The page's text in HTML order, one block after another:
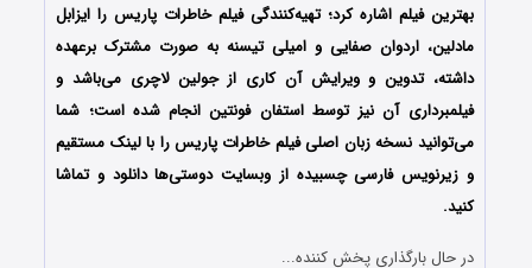
بهترین فیلم اشاره کرد؛ تهیه‌کنندگی فیلم خاطرات پاریس را ایزابل
مادلین، اردوان صفایی و امیلی تیسنه به صورت مشترک برعهده
داشته، تدوین و ویرایش آن کاری از جولین لاچری می‌باشد و
فیلمبرداری آن نیز توسط استفان فونتین انجام شده است؛ شما
می‌توانید نسخه زبان اصلی فیلم خاطرات پاریس را با ‌لینک مستقیم
و زیرنویس فارسی چسبیده از وبسایت دوستی‌ها دانلود و تماشا
کنید.
در حال بارگذاری پخش کننده...